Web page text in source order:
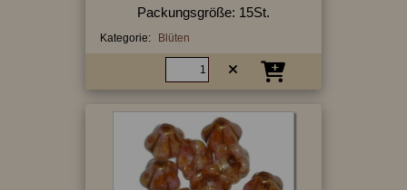
Packungsgröße: 15St.
Kategorie: Blüten